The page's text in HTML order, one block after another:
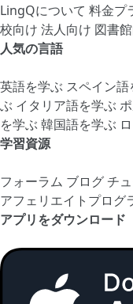
LingQについて 料金プ
校向け 法人向け 図書
人気の言語
英語を学ぶ スペイン語
ぶ イタリア語を学ぶ
を学ぶ 韓国語を学ぶ
学習資源
フォーラム ブログチ
アフェリエイトプログ
アプリをダウンロード